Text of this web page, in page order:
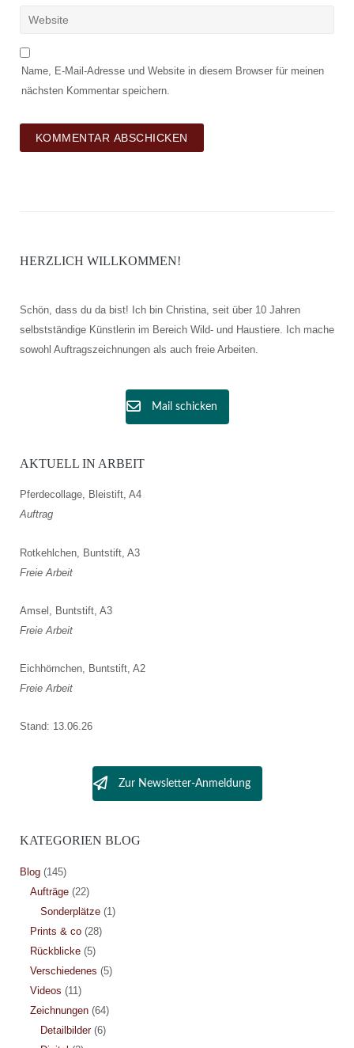
Name, E-Mail-Adresse und Website in diesem Browser für meinen
nächsten Kommentar speichern.
HERZLICH WILLKOMMEN!
Schön, dass du da bist! Ich bin Christina, seit über 10 Jahren
selbstständige Künstlerin im Bereich Wild- und Haustiere. Ich mache
sowohl Auftragszeichnungen als auch freie Arbeiten.
Mail schicken
AKTUELL IN ARBEIT
Pferdecollage, Bleistift, A4
Auftrag
Rotkehlchen, Buntstift, A3
Freie Arbeit
Amsel, Buntstift, A3
Freie Arbeit
Eichhörnchen, Buntstift, A2
Freie Arbeit
Stand: 13.06.26
Zur Newsletter-Anmeldung
KATEGORIEN BLOG
Blog(145)
Aufträge(22)
Sonderplätze(1)
Prints & co(28)
Rückblicke(5)
Verschiedenes (5)
Videos (11)
Zeichnungen(64)
Detailbilder(6)